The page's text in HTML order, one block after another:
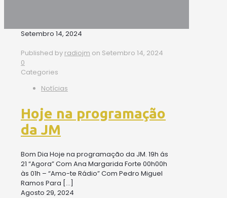
Setembro 14, 2024
Published by radiojm on Setembro 14, 2024
0
Categories
Notícias
Hoje na programação
da JM
Bom Dia Hoje na programação da JM. 19h ás
21 “Agora” Com Ana Margarida Forte 00h00h
às 01h – “Amo-te Rádio” Com Pedro Miguel
Ramos Para […]
Agosto 29, 2024